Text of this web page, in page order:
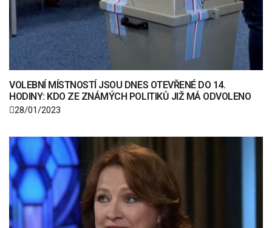
VOLEBNÍ MÍSTNOSTÍ JSOU DNES OTEVŘENÉ DO 14.
HODINY: KDO ZE ZNÁMÝCH POLITIKŮ JIŽ MÁ ODVOLENO
28/01/2023